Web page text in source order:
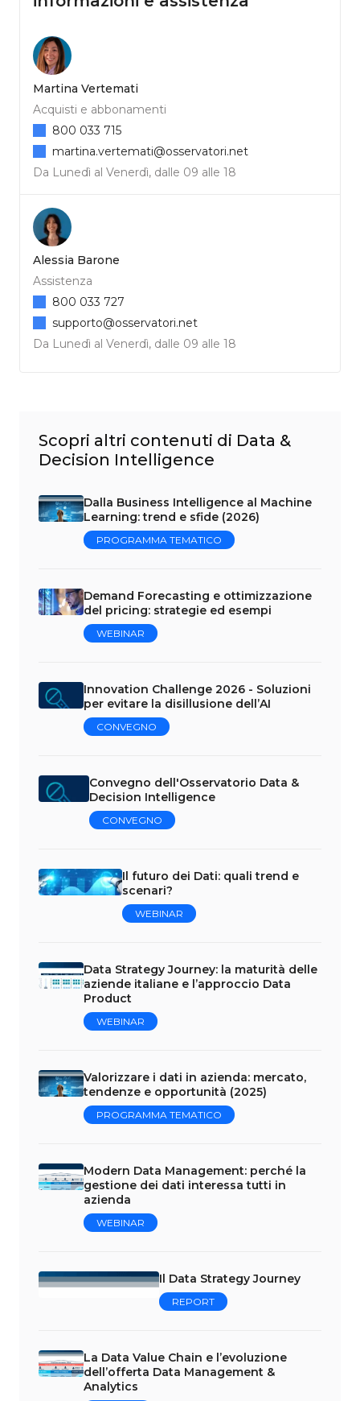
Martina Vertemati
Acquisti e abbonamenti
Da Lunedì al Venerdì, dalle 09 alle 18
800 033 715
martina.vertemati@osservatori.net
Alessia Barone
Assistenza
Da Lunedì al Venerdì, dalle 09 alle 18
800 033 727
supporto@osservatori.net
Scopri altri contenuti di Data &
Decision Intelligence
Dalla Business Intelligence al Machine
Learning: trend e sfide (2026)
PROGRAMMA TEMATICO
Demand Forecasting e ottimizzazione
del pricing: strategie ed esempi
WEBINAR
Innovation Challenge 2026 - Soluzioni
per evitare la disillusione dell’AI
CONVEGNO
Convegno dell'Osservatorio Data &
Decision Intelligence
CONVEGNO
Il futuro dei Dati: quali trend e
scenari?
WEBINAR
Data Strategy Journey: la maturità delle
aziende italiane e l’approccio Data
Product
WEBINAR
Valorizzare i dati in azienda: mercato,
tendenze e opportunità (2025)
PROGRAMMA TEMATICO
Modern Data Management: perché la
gestione dei dati interessa tutti in
azienda
WEBINAR
Il Data Strategy Journey
REPORT
La Data Value Chain e l’evoluzione
dell’offerta Data Management &
Analytics